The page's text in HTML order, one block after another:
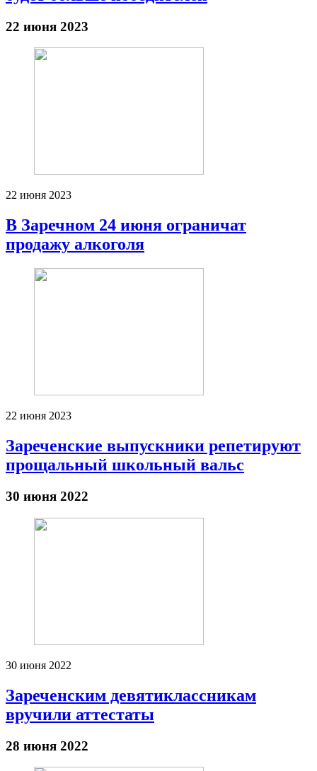
22 июня 2023
22 июня 2023
В Заречном 24 июня ограничат
продажу алкоголя
22 июня 2023
Зареченские выпускники репетируют
прощальный школьный вальс
30 июня 2022
30 июня 2022
Зареченским девятиклассникам
вручили аттестаты
28 июня 2022